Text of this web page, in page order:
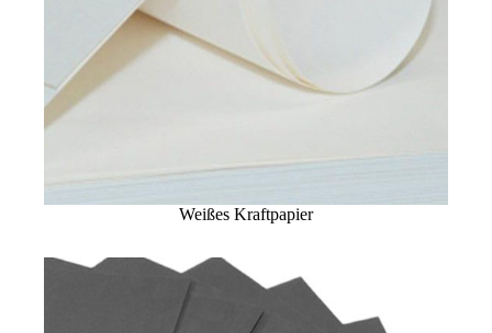
Weißes Kraftpapier